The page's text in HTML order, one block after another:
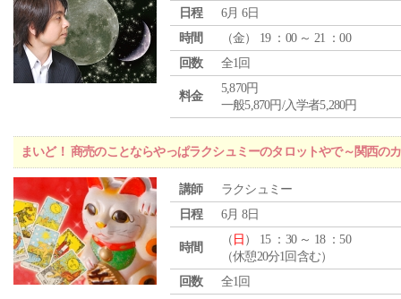
日程
6月 6日
時間
（金） 19 ：00 ～ 21 ：00
回数
全1回
料金
5,870円
一般5,870円/入学者5,280円
まいど！ 商売のことならやっぱラクシュミーのタロットやで～関西の
講師
ラクシュミー
日程
6月 8日
時間
（ 日 ） 15 ：30 ～ 18 ：50
（休憩20分1回含む）
回数
全1回